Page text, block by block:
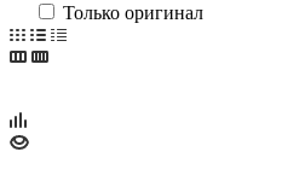
Только оригинал